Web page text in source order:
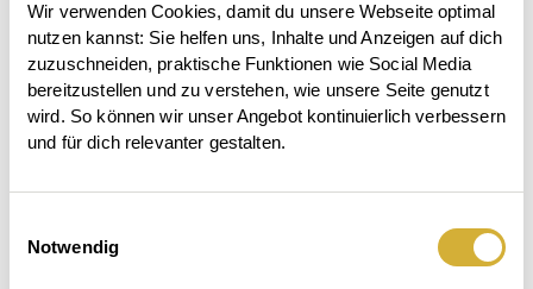
Wir verwenden Cookies, damit du unsere Webseite optimal
nutzen kannst: Sie helfen uns, Inhalte und Anzeigen auf dich
zuzuschneiden, praktische Funktionen wie Social Media
bereitzustellen und zu verstehen, wie unsere Seite genutzt
wird. So können wir unser Angebot kontinuierlich verbessern
und für dich relevanter gestalten.
Notwendig
Der
Das
Beet